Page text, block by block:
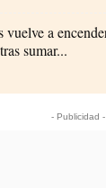
vuelve a
sumar...
- Publicidad -